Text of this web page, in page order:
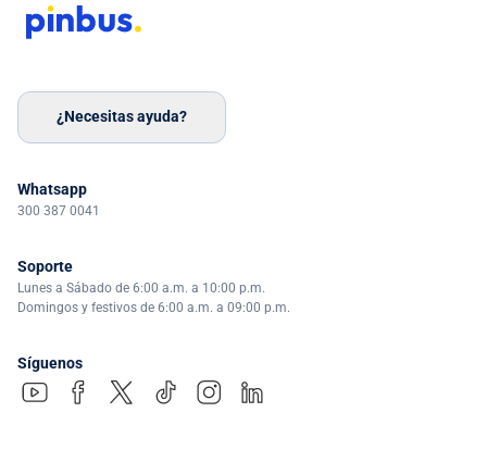
¿Necesitas ayuda?
Whatsapp
300 387 0041
Soporte
Lunes a Sábado de 6:00 a.m. a 10:00 p.m.
Domingos y festivos de 6:00 a.m. a 09:00 p.m.
Síguenos